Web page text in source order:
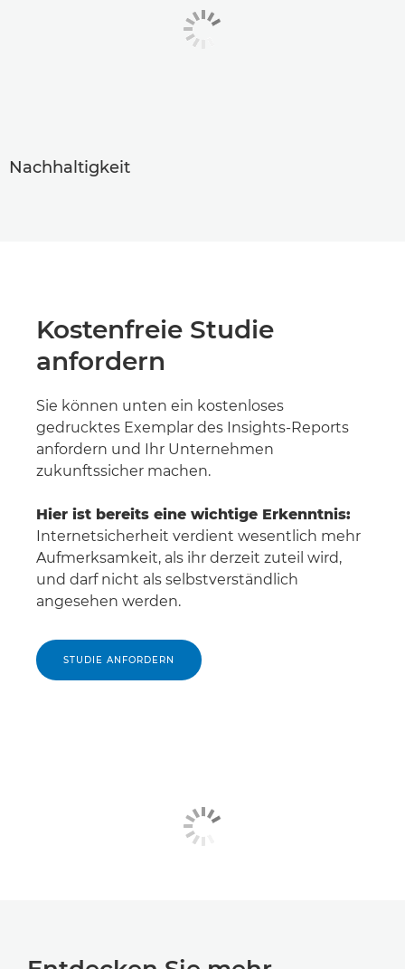
Nachhaltigkeit
Kostenfreie Studie
anfordern
Sie können unten ein kostenloses
gedrucktes Exemplar des Insights-Reports
anfordern und Ihr Unternehmen
zukunftssicher machen.
Hier ist bereits eine wichtige Erkenntnis:
Internetsicherheit verdient wesentlich mehr
Aufmerksamkeit, als ihr derzeit zuteil wird,
und darf nicht als selbstverständlich
angesehen werden.
STUDIE ANFORDERN